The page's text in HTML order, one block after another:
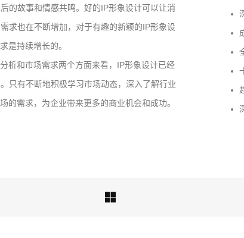
的故事和情感共鸣。好的IP形象设计可以让消
求也在不断增加，对于有趣的新颖的IP形象设
是持续增长的。
析和市场需求两个方面来看，IP形象设计已经
只有不断地积极学习市场动态，深入了解行业
的需求，为企业带来更多的商业机会和成功。

例：品牌IP设计的视觉体系 | IP设计公司-佐
案设计